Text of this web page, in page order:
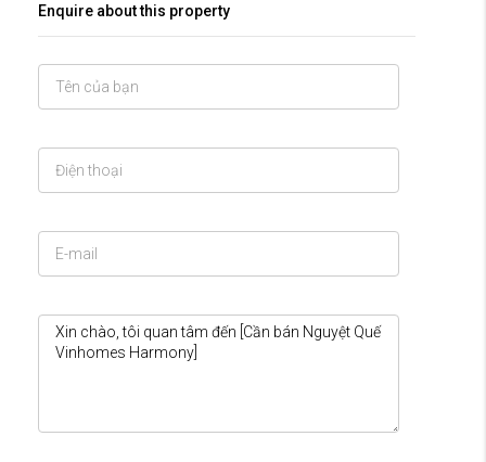
Enquire about this property